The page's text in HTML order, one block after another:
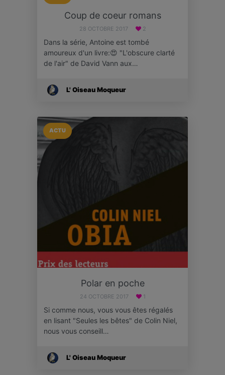
Coup de coeur romans
28 OCTOBRE 2017 2
Dans la série, Antoine est tombé
amoureux d'un livre:😍 "L'obscure clarté
de l'air" de David Vann aux…
L' Oiseau Moqueur
ACTU
Polar en poche
24 OCTOBRE 2017 1
Si comme nous, vous vous êtes régalés
en lisant "Seules les bêtes" de Colin Niel,
nous vous conseill…
L' Oiseau Moqueur